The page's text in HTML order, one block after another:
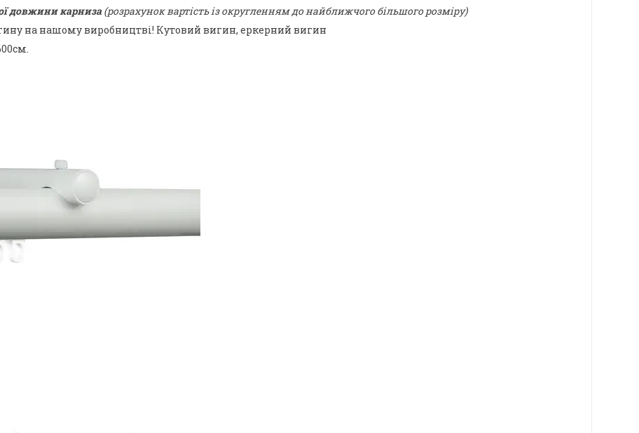
довжини карниза (розрахунок вартість із округленням до найближчого більшого розміру)
на нашому виробництві! Кутовий вигин, еркерний вигин